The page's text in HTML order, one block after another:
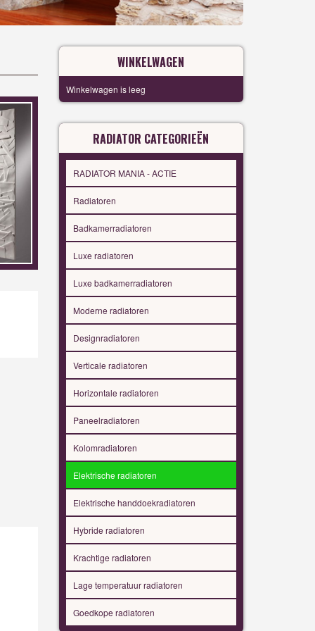
WINKELWAGEN
Winkelwagen is leeg
RADIATOR CATEGORIEËN
RADIATOR MANIA - ACTIE
Radiatoren
Badkamerradiatoren
Luxe radiatoren
Luxe badkamerradiatoren
Moderne radiatoren
Designradiatoren
Verticale radiatoren
Horizontale radiatoren
Paneelradiatoren
Kolomradiatoren
Elektrische radiatoren
Elektrische handdoekradiatoren
Hybride radiatoren
Krachtige radiatoren
Lage temperatuur radiatoren
Goedkope radiatoren